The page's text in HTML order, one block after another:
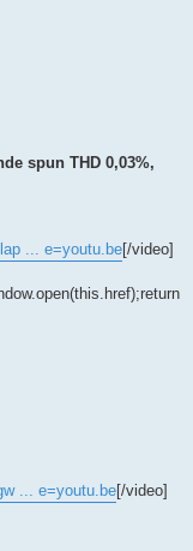
spun THD 0,03%,
... e=youtu.be[/video]
... e=youtu.be[/video]